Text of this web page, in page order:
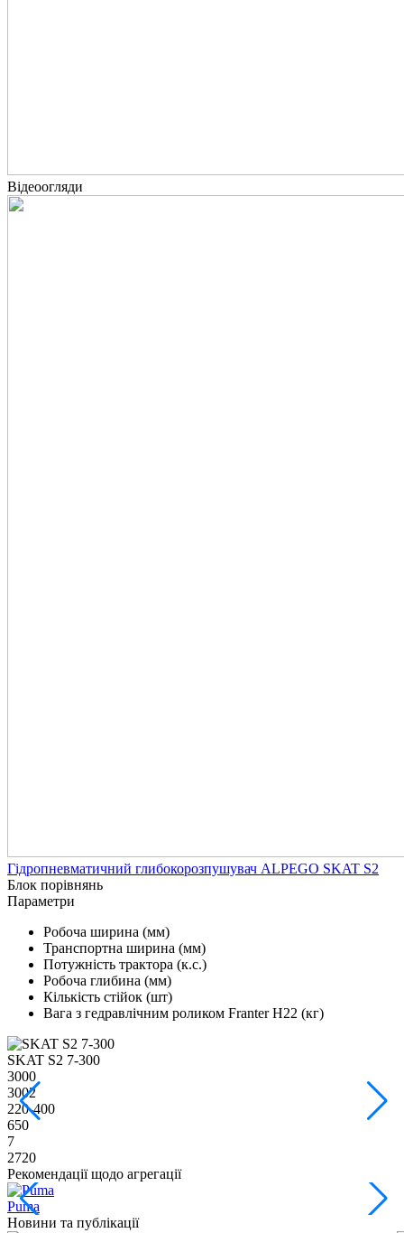
Відеоогляди
Гідропневматичний глибокорозпушувач ALPEGO SKAT S2
Блок порівнянь
Параметри
Робоча ширина (мм)
Транспортна ширина (мм)
Потужність трактора (к.с.)
Робоча глибина (мм)
Кількість стійок (шт)
Вага з гедравлічним роликом Franter Н22 (кг)
SKAT S2 7-300
3000
3002
220-400
650
7
2720
Рекомендації щодо агрегації
Puma
Новини та публікації